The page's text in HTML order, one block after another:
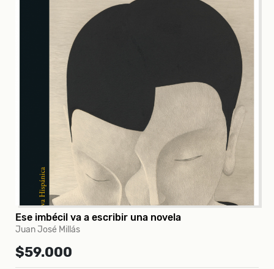
Ese imbécil va a escribir una novela
Juan José Millás
$59.000